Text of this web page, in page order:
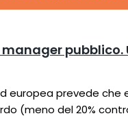
europea prevede che
(meno del 20%